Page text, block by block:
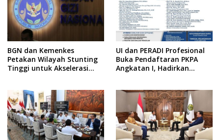
BGN dan Kemenkes
Petakan Wilayah Stunting
Tinggi untuk Akselerasi
UI dan PERADI Profesional
Buka Pendaftaran PKPA
Angkatan I, Hadirkan